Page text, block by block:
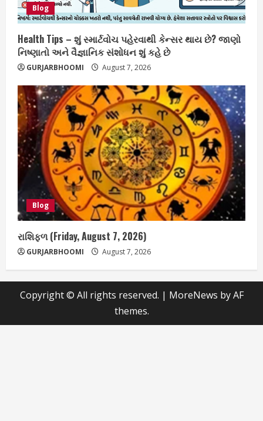
Blog
Health Tips – શું સ્માર્ટવોચ પહેરવાથી કેન્સર થાય છે? જાણો
નિષ્ણાતો અને વૈજ્ઞાનિક સંશોધન શું કહે છે
GURJARBHOOMI August 7, 2026
Blog
રાશિફળ (Friday, August 7, 2026)
GURJARBHOOMI August 7, 2026
Copyright © All rights reserved. | MoreNews by AF
themes.